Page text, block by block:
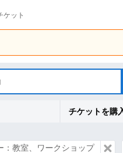
ット
チケットを購
：教室、ワークショップ